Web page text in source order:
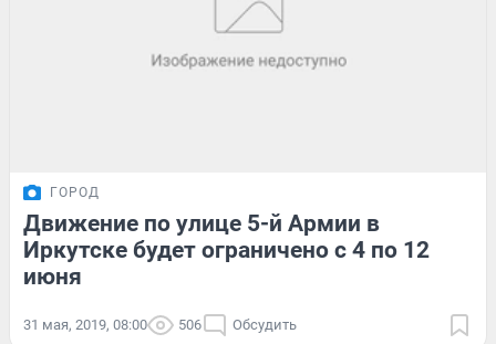
ГОРОД
Движение по улице 5-й Армии в
Иркутске будет ограничено с 4 по 12
июня
31 мая, 2019, 08:00 506 Обсудить